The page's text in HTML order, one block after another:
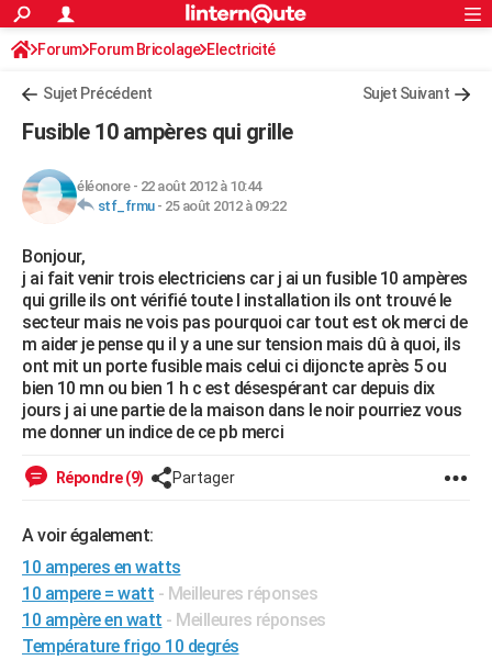
ACTUALITÉS
Politique
Société
Faits Divers
Education
Monde
Villes
+
Retraite
Impôts
Epargne
Immobilier
Risques naturels par ville
Banque
Assurance
Crédit
AUTO
HIGH-TECH
Mobiles
Meilleur smartphone
Internet
Ordinateurs
Jeux vidéo
Guide high-tech
+BRICOLAGE
Forum
Aménagement intérieur
Extérieur
Cuisine
Salle de bains
Jardinage
Rangement
WEEK-END
Guides de France
Escapades
Patrimoine
Expositions
Musées
Week-end nature
+LIFESTYLE
Art de vivre
Bien-être
Loisirs
Mode
Modes de vie
SANTE
Alimentation
Guide de la santé
Maladies
Médicaments
Sommeil
VOYAGE
GUIDES D'ACHAT
BONS PLANS
CARTE DE VOEUX
S'inscrire
Connexion
Forum Forum Bricolage Electricité
Sujet Précédent Sujet Suivant
Fusible 10 ampères qui grille
éléonore- 22 août 2012 à 10:44
stf_frmu- 25 août 2012 à 09:22
Bonjour,
j ai fait venir trois electriciens car j ai un fusible 10 ampères
qui grille ils ont vérifié toute l installation ils ont trouvé le
secteur mais ne vois pas pourquoi car tout est ok merci de
m aider je pense qu il y a une sur tension mais dû à quoi, ils
ont mit un porte fusible mais celui ci dijoncte après 5 ou
bien 10 mn ou bien 1 h c est désespérant car depuis dix
jours j ai une partie de la maison dans le noir pourriez vous
me donner un indice de ce pb merci
Répondre (9) Partager
A voir également:
10 amperes en watts
10 ampere = watt - Meilleures réponses
10 ampère en watt - Meilleures réponses
Température frigo 10 degrés